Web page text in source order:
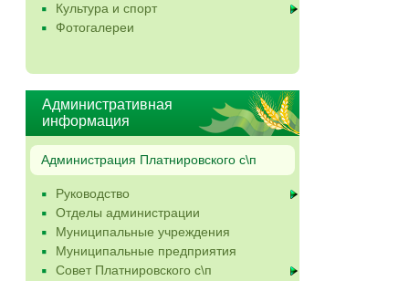
Культура и спорт
Фотогалереи
Административная
информация
Администрация Платнировского с\п
Руководство
Отделы администрации
Муниципальные учреждения
Муниципальные предприятия
Совет Платнировского с\п